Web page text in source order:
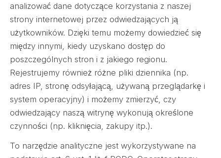
analizować dane dotyczące korzystania z naszej
strony internetowej przez odwiedzających ją
użytkowników. Dzięki temu możemy dowiedzieć się
między innymi, kiedy uzyskano dostęp do
poszczególnych stron i z jakiego regionu.
Rejestrujemy również różne pliki dziennika (np.
adres IP, stronę odsyłającą, używaną przeglądarkę i
system operacyjny) i możemy zmierzyć, czy
odwiedzający naszą witrynę wykonują określone
czynności (np. kliknięcia, zakupy itp.).
To narzędzie analityczne jest wykorzystywane na